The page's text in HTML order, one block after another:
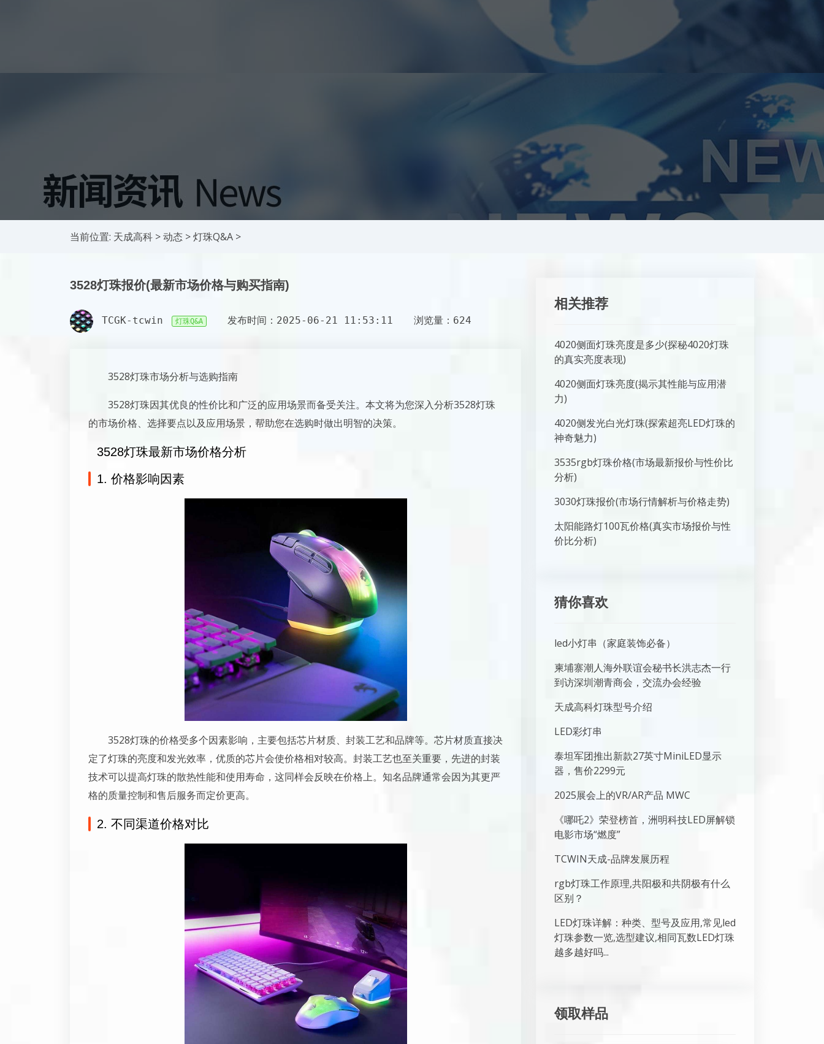
当前位置: 天成高科 >动态 >灯珠Q&A >
3528灯珠报价(最新市场价格与购买指南)
TCGK-tcwin 灯珠Q&A 发布时间：2025-06-21 11:53:11 浏览量：624
3528灯珠市场分析与选购指南
3528灯珠因其优良的性价比和广泛的应用场景而备受关注。本文将为您深入分析3528灯珠
的市场价格、选择要点以及应用场景，帮助您在选购时做出明智的决策。
3528灯珠最新市场价格分析
1. 价格影响因素
3528灯珠的价格受多个因素影响，主要包括芯片材质、封装工艺和品牌等。芯片材质直接决
定了灯珠的亮度和发光效率，优质的芯片会使价格相对较高。封装工艺也至关重要，先进的封装
技术可以提高灯珠的散热性能和使用寿命，这同样会反映在价格上。知名品牌通常会因为其更严
格的质量控制和售后服务而定价更高。
2. 不同渠道价格对比
相关推荐
4020侧面灯珠亮度是多少(探秘4020灯珠
的真实亮度表现)
4020侧面灯珠亮度(揭示其性能与应用潜
力)
4020侧发光白光灯珠(探索超亮LED灯珠的
神奇魅力)
3535rgb灯珠价格(市场最新报价与性价比
分析)
3030灯珠报价(市场行情解析与价格走势)
太阳能路灯100瓦价格(真实市场报价与性
价比分析)
猜你喜欢
led小灯串（家庭装饰必备）
柬埔寨潮人海外联谊会秘书长洪志杰一行
到访深圳潮青商会，交流办会经验
天成高科灯珠型号介绍
LED彩灯串
泰坦军团推出新款27英寸MiniLED显示
器，售价2299元
2025展会上的VR/AR产品 MWC
《哪吒2》荣登榜首，洲明科技LED屏解锁
电影市场“燃度”
TCWIN天成-品牌发展历程
rgb灯珠工作原理,共阳极和共阴极有什么
区别？
LED灯珠详解：种类、型号及应用,常见led
灯珠参数一览,选型建议,相同瓦数LED灯珠
越多越好吗...
领取样品